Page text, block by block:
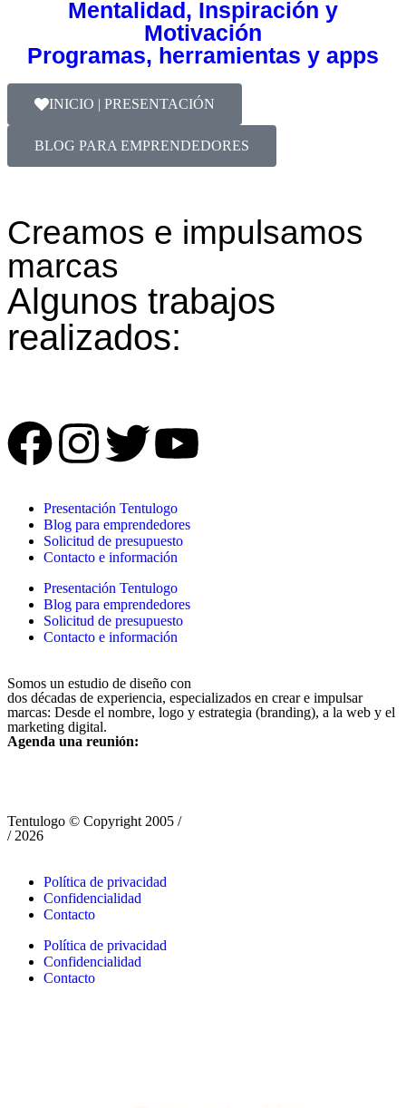
Mentalidad, Inspiración y
Motivación
Programas, herramientas y apps
INICIO | PRESENTACIÓN
BLOG PARA EMPRENDEDORES
Creamos e impulsamos
marcas
Algunos trabajos
realizados:
Presentación Tentulogo
Blog para emprendedores
Solicitud de presupuesto
Contacto e información
Presentación Tentulogo
Blog para emprendedores
Solicitud de presupuesto
Contacto e información
Somos un estudio de diseño con
dos décadas de experiencia, especializados en crear e impulsar
marcas: Desde el nombre, logo y estrategia (branding), a la web y el
marketing digital.
Agenda una reunión:
Tentulogo © Copyright 2005 /
/ 2026
Política de privacidad
Confidencialidad
Contacto
Política de privacidad
Confidencialidad
Contacto